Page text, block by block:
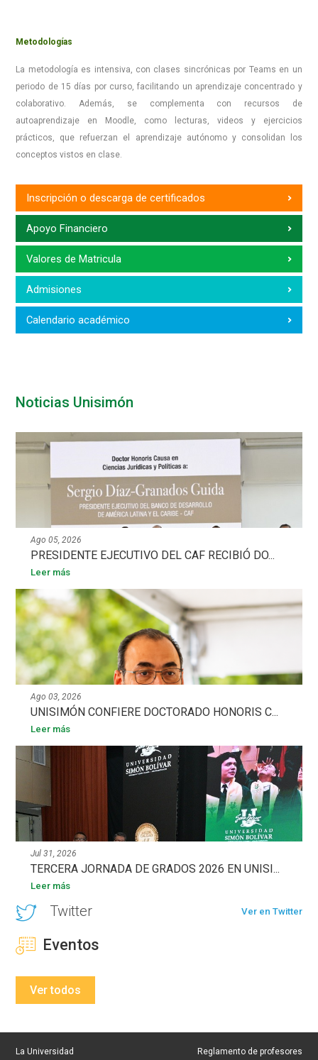
Metodologías
La metodología es intensiva, con clases sincrónicas por Teams en un
periodo de 15 días por curso, facilitando un aprendizaje concentrado y
colaborativo. Además, se complementa con recursos de
autoaprendizaje en Moodle, como lecturas, videos y ejercicios
prácticos, que refuerzan el aprendizaje autónomo y consolidan los
conceptos vistos en clase.
Inscripción o descarga de certificados
Apoyo Financiero
Valores de Matricula
Admisiones
Calendario académico
Noticias Unisimón
Ago 05, 2026
PRESIDENTE EJECUTIVO DEL CAF RECIBIÓ DO...
Leer más
Ago 03, 2026
UNISIMÓN CONFIERE DOCTORADO HONORIS C...
Leer más
Jul 31, 2026
TERCERA JORNADA DE GRADOS 2026 EN UNISI...
Leer más
Twitter Ver en Twitter
Eventos
Ver todos
La Universidad Reglamento de profesores